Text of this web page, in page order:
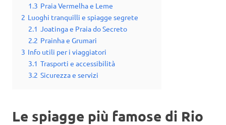
1.3 Praia Vermelha e Leme
2 Luoghi tranquilli e spiagge segrete
2.1 Joatinga e Praia do Secreto
2.2 Prainha e Grumari
3 Info utili per i viaggiatori
3.1 Trasporti e accessibilità
3.2 Sicurezza e servizi
Le spiagge più famose di Rio